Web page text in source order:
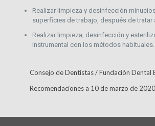
Realizar limpieza y desinfección
superﬁcies de trabajo, después de tratar
Realizar limpieza, desinfección y
instrumental con los métodos habituales.
Consejo de Dentistas / Fundación Dental
Recomendaciones a 10 de marzo de 2020